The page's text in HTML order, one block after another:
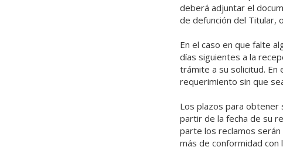
deberá adjuntar el
de defunción del Titular,
En el caso en que falte
días siguientes a la
trámite a su solicitud. En
requerimiento sin que
Los plazos para obtener
partir de la fecha de su
parte los reclamos
más de conformidad con